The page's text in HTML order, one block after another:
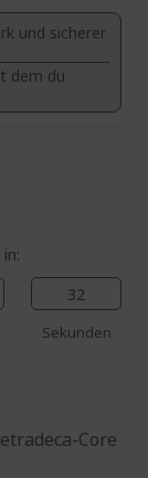
und sicherer
dem du
31
Sekunden
Core